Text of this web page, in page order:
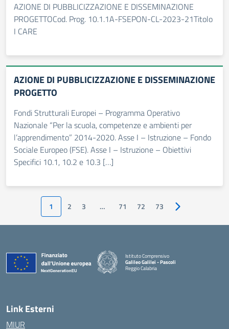
AZIONE DI PUBBLICIZZAZIONE E DISSEMINAZIONE
PROGETTOCod. Prog. 10.1.1A-FSEPON-CL-2023-21Titolo
I CARE
AZIONE DI PUBBLICIZZAZIONE E DISSEMINAZIONE
PROGETTO
Fondi Strutturali Europei – Programma Operativo
Nazionale “Per la scuola, competenze e ambienti per
l’apprendimento” 2014-2020. Asse I – Istruzione – Fondo
Sociale Europeo (FSE). Asse I – Istruzione – Obiettivi
Specifici 10.1, 10.2 e 10.3 […]
1 2 3 … 71 72 73 Pagina
Istituto Comprensivo
Galileo Galilei - Pascoli
Reggio Calabria
Link Esterni
MIUR